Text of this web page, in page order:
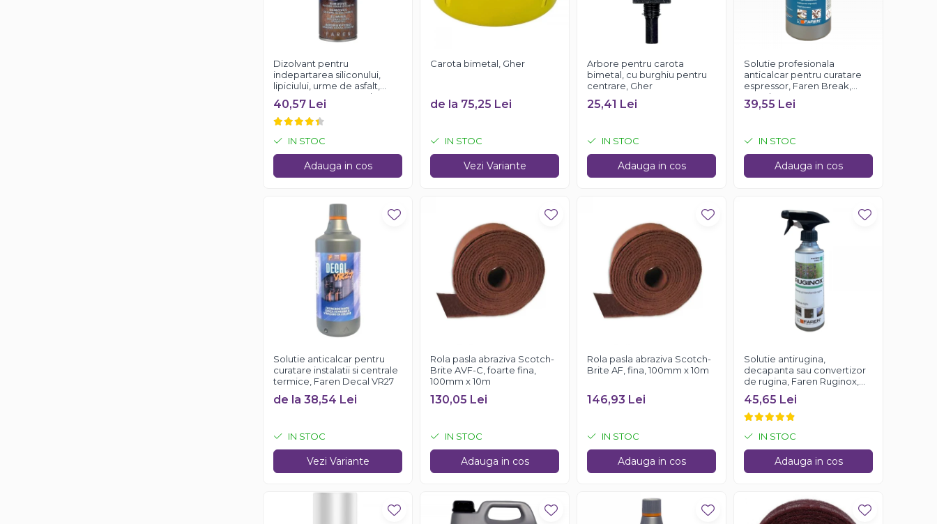
Dizolvant pentru
indepartarea siliconului,
lipiciului, urme de asfalt,
Faren OK ONE, 200ml
40,57 Lei
IN STOC
Adauga in cos
Carota bimetal, Gher
de la 75,25 Lei
IN STOC
Vezi Variante
Arbore pentru carota
bimetal, cu burghiu pentru
centrare, Gher
25,41 Lei
IN STOC
Adauga in cos
Solutie profesionala
anticalcar pentru curatare
espressor, Faren Break,
750ml
39,55 Lei
IN STOC
Adauga in cos
Solutie anticalcar pentru
curatare instalatii si centrale
termice, Faren Decal VR27
de la 38,54 Lei
IN STOC
Vezi Variante
Rola pasla abraziva Scotch-
Brite AVF-C, foarte fina,
100mm x 10m
130,05 Lei
IN STOC
Adauga in cos
Rola pasla abraziva Scotch-
Brite AF, fina, 100mm x 10m
146,93 Lei
IN STOC
Adauga in cos
Solutie antirugina,
decapanta sau convertizor
de rugina, Faren Ruginox,
250 ml
45,65 Lei
IN STOC
Adauga in cos